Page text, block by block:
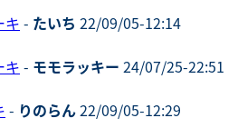
キ - たいち 22/09/05-12:14
キ - モモラッキー 24/07/25-22:51
- りのらん22/09/05-12:29